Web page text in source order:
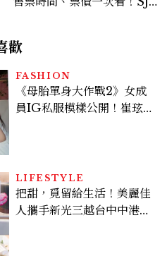
歡
FASHION
《母胎單身大作戰2》女成
員IG私服模樣公開！崔玹諝
LIFESTYLE
把甜，覓留給生活！美麗佳
人攜手新光三越台中中港